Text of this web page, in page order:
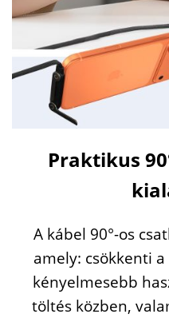
Praktikus
A kábel 90°-os
amely: csökkenti a
kényelmesebb
töltés közben,